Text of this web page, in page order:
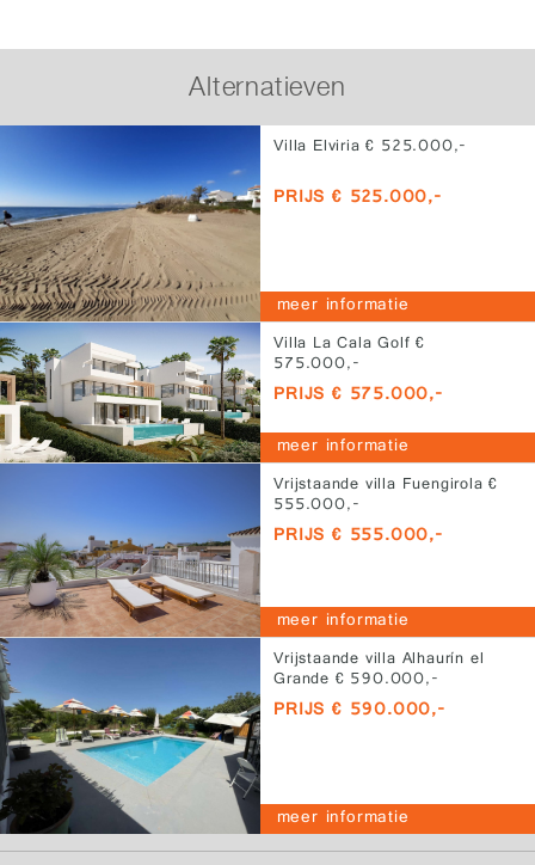
Alternatieven
Villa Elviria € 525.000,-
PRIJS € 525.000,-
meer informatie
Villa La Cala Golf €
575.000,-
PRIJS € 575.000,-
meer informatie
Vrijstaande villa Fuengirola €
555.000,-
PRIJS € 555.000,-
meer informatie
Vrijstaande villa Alhaurín el
Grande € 590.000,-
PRIJS € 590.000,-
meer informatie